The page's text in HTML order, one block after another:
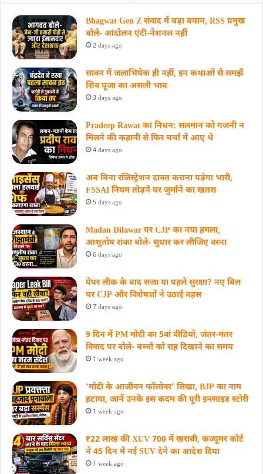
Bhagwat Gen Z संवाद में बड़ा बयान, RSS प्रमुख
बोले- आंदोलन एंटी-नेशनल नहीं
2 days ago
सावन में जलाभिषेक ही नहीं, इन कथाओं से समझें
शिव पूजा का असली भाव
3 days ago
Pradeep Rawat का निधन: सलमान को गजनी न
मिलने की कहानी से फिर चर्चा में आए थे
4 days ago
अब बिना रजिस्ट्रेशन दावत कराना पड़ेगा भारी,
FSSAI नियम तोड़ने पर जुर्माने का खतरा
5 days ago
Madan Dilawar पर CJP का नया हमला,
आशुतोष रांका बोले- सुधार कर लीजिए वरना
6 days ago
पेपर लीक के बाद सजा या पहले सुरक्षा? नए बिल
पर CJP और विशेषज्ञों ने उठाई बहस
7 days ago
9 दिन में PM मोदी का 5वां वीडियो, जंतर-मंतर
विवाद पर बोले- बच्चों को राह दिखाने का समय
1 week ago
‘मोदी के आजीवन फॉलोवर’ लिखा, BJP का नाम
हटाया, जानें उनके इस कदम की पूरी इनसाइड स्‍टोरी
1 week ago
₹22 लाख की XUV 700 में खराबी, कंज्यूमर कोर्ट
ने 45 दिन में नई SUV देने का आदेश दिया
1 week ago